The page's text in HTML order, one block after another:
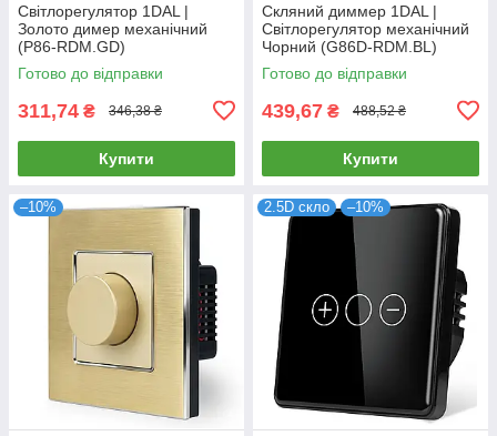
Світлорегулятор 1DAL |
Золото димер механічний
(P86-RDM.GD)
Готово до відправки
311,74 ₴ 346,38 ₴
Купити
Скляний диммер 1DAL |
Світлорегулятор механічний
Чорний (G86D-RDM.BL)
Готово до відправки
439,67 ₴ 488,52 ₴
Купити
–10% 2.5D скло –10%